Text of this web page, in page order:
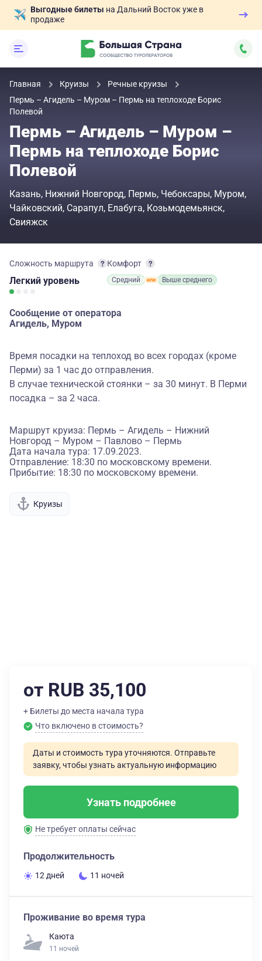
Выгодные билеты на Дальний Восток уже в
продаже
Главная Круизы
Речные круизы
Пермь – Агидель – Муром – Пермь на теплоходе Борис
Полевой
Пермь – Агидель – Муром –
Пермь на теплоходе Борис
Полевой
Казань Нижний Новгород Пермь Чебоксары Муром
Чайковский Сарапул Елабуга Козьмодемьянск
Свияжск
Сложность маршрута
Легкий уровень
Комфорт
Средний Выше среднего
Сообщение от оператора
Агидель, Муром
Время посадки на теплоход во всех городах (кроме
Перми) за 1 час до отправления.
В случае технической стоянки – за 30 минут. В Перми
посадка – за 2 часа.
Маршрут круиза: Пермь – Агидель – Нижний
Новгород – Муром – Павлово – Пермь
Дата начала тура: 17.09.2023.
Отправление: 18:30 по московскому времени.
Прибытие: 18:30 по московскому времени.
Круизы
от RUB 35,100
+ Билеты до места начала тура
Что включено в стоимость?
Даты и стоимость тура уточняются. Отправьте
заявку, чтобы узнать актуальную информацию
Узнать подробнее
Не требует оплаты сейчас
Продолжительность
12 дней 11 ночей
Проживание во время тура
Каюта
11 ночей